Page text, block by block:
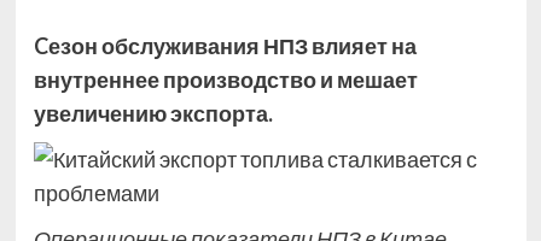
Cезон обслуживания НПЗ влияет на
внутреннее производство и мешает
увеличению экспорта.